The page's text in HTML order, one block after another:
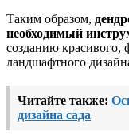
Таким образом,
необходимый
созданию красивого,
ландшафтного
Читайте также:
дизайна сада